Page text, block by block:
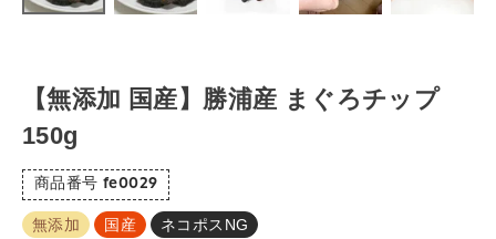
【無添加 国産】勝浦産 まぐろチップ
150g
商品番号 fe0029
無添加 国産 ネコポスNG